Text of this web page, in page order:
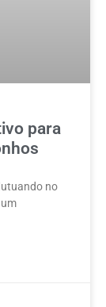
para
no